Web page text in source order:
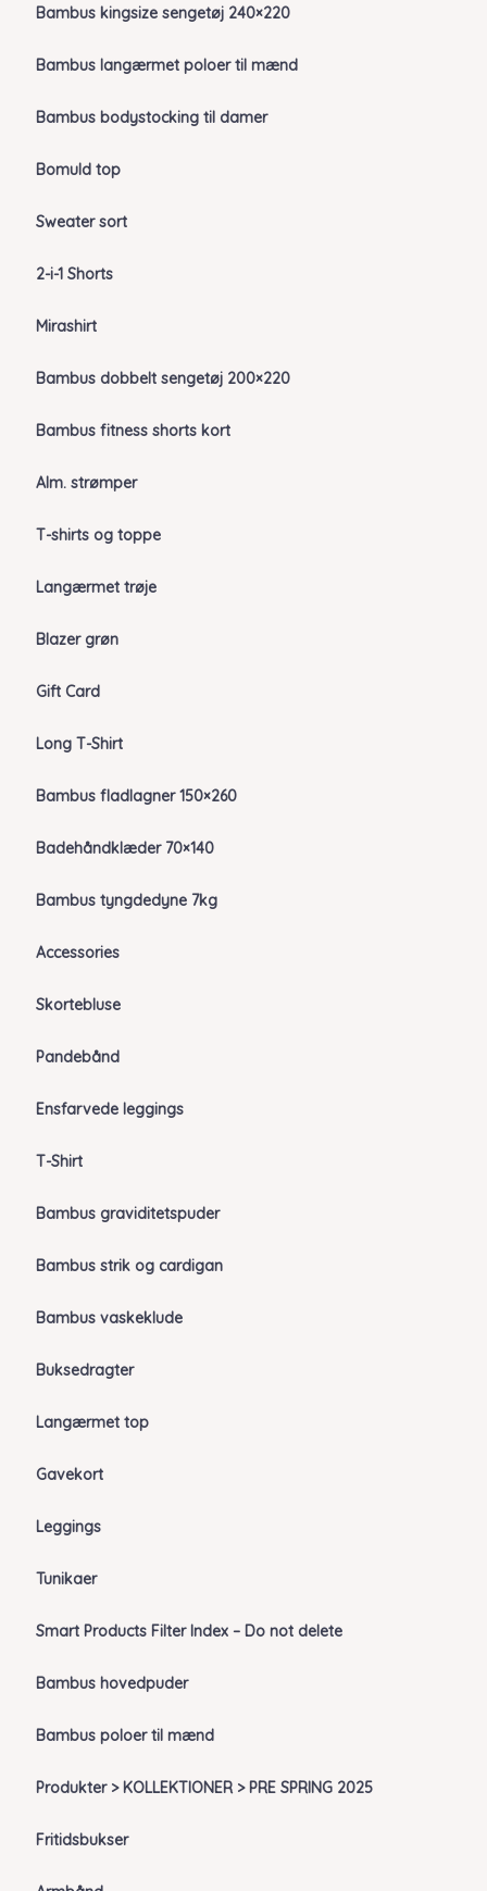
Bambus kingsize sengetøj 240×220
Bambus langærmet poloer til mænd
Bambus bodystocking til damer
Bomuld top
Sweater sort
2-i-1 Shorts
Mirashirt
Bambus dobbelt sengetøj 200×220
Bambus fitness shorts kort
Alm. strømper
T-shirts og toppe
Langærmet trøje
Blazer grøn
Gift Card
Long T-Shirt
Bambus fladlagner 150×260
Badehåndklæder 70×140
Bambus tyngdedyne 7kg
Accessories
Skortebluse
Pandebånd
Ensfarvede leggings
T-Shirt
Bambus graviditetspuder
Bambus strik og cardigan
Bambus vaskeklude
Buksedragter
Langærmet top
Gavekort
Leggings
Tunikaer
Smart Products Filter Index – Do not delete
Bambus hovedpuder
Bambus poloer til mænd
Produkter > KOLLEKTIONER > PRE SPRING 2025
Fritidsbukser